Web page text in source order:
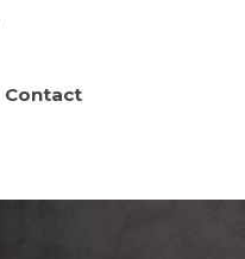
Contact